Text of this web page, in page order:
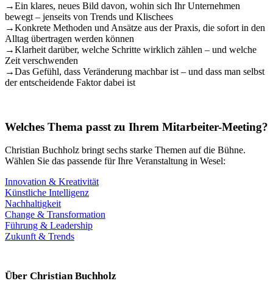
→Ein klares, neues Bild davon, wohin sich Ihr Unternehmen
bewegt – jenseits von Trends und Klischees
→Konkrete Methoden und Ansätze aus der Praxis, die sofort in den
Alltag übertragen werden können
→Klarheit darüber, welche Schritte wirklich zählen – und welche
Zeit verschwenden
→Das Gefühl, dass Veränderung machbar ist – und dass man selbst
der entscheidende Faktor dabei ist
Welches Thema passt zu Ihrem Mitarbeiter-Meeting?
Christian Buchholz bringt sechs starke Themen auf die Bühne.
Wählen Sie das passende für Ihre Veranstaltung in Wesel:
Innovation & Kreativität
Künstliche Intelligenz
Nachhaltigkeit
Change & Transformation
Führung & Leadership
Zukunft & Trends
Über Christian Buchholz